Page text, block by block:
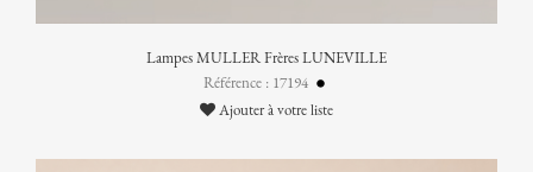
Lampes MULLER Frères LUNEVILLE
Référence : 17194
Ajouter à votre liste